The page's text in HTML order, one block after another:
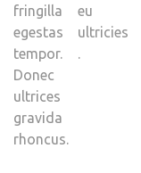
fringilla
egestas
tempor.
Donec
ultrices
gravida
rhoncus.
eu
ultricies
.